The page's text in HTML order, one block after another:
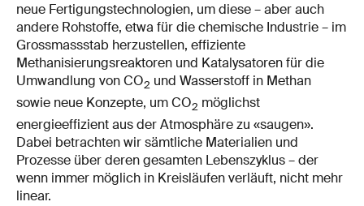
neue Fertigungstechnologien, um diese – aber auch
andere Rohstoffe, etwa für die chemische Industrie – im
Grossmassstab herzustellen, effiziente
Methanisierungsreaktoren und Katalysatoren für die
Umwandlung von CO2 und Wasserstoff in Methan
sowie neue Konzepte, um CO2 möglichst
energieeffizient aus der Atmosphäre zu «saugen».
Dabei betrachten wir sämtliche Materialien und
Prozesse über deren gesamten Lebenszyklus – der
wenn immer möglich in Kreisläufen verläuft, nicht mehr
linear.